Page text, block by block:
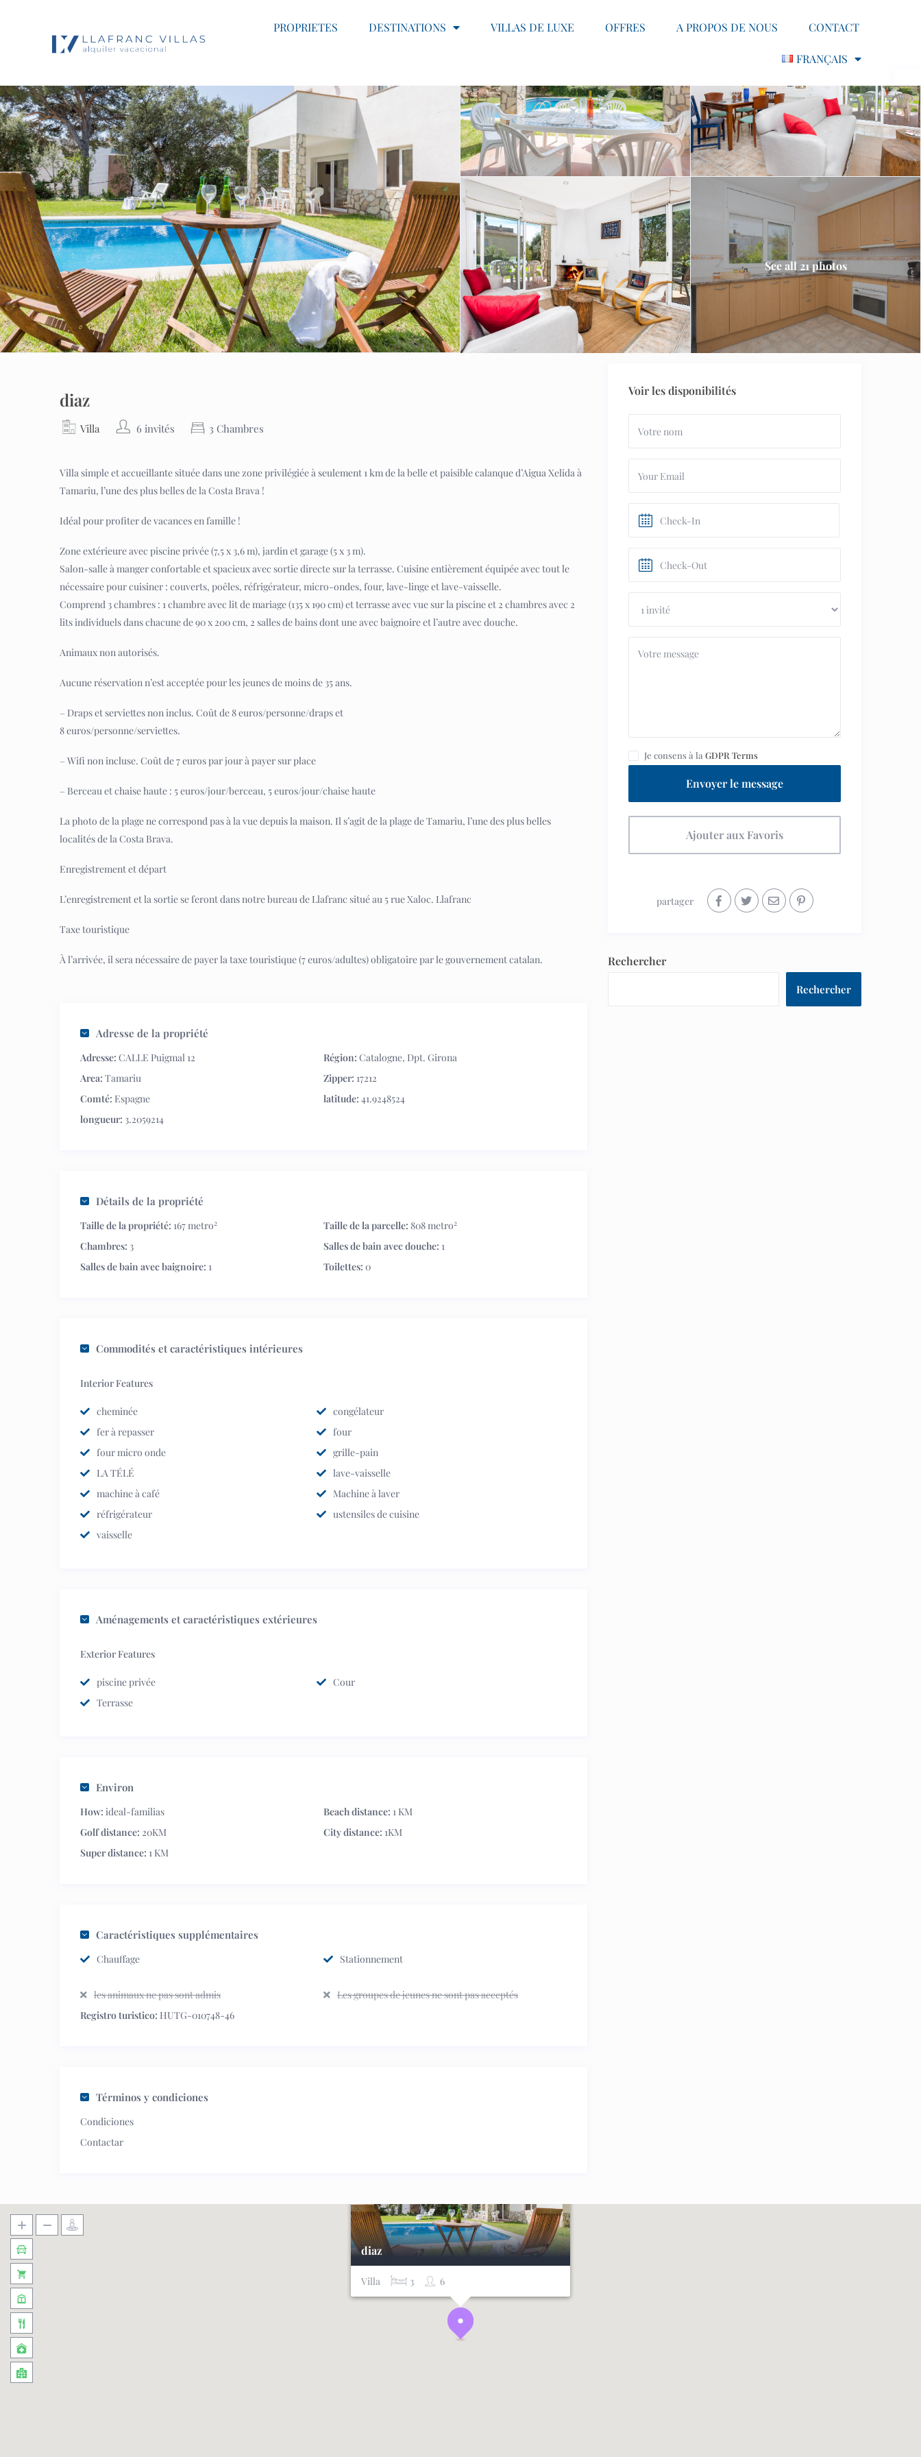
PROPRIETES DESTINATIONS VILLAS DE LUXE OFFRES A PROPOS DE NOUS CONTACT
FRANÇAIS
See all 21 photos
diaz
Villa 6 invités 3 Chambres
Villa simple et accueillante située dans une zone privilégiée à seulement 1 km de la belle et paisible calanque d’Aigua Xelida à
Tamariu, l’une des plus belles de la Costa Brava !
Idéal pour profiter de vacances en famille !
Zone extérieure avec piscine privée (7,5 x 3,6 m), jardin et garage (5 x 3 m).
Salon-salle à manger confortable et spacieux avec sortie directe sur la terrasse. Cuisine entièrement équipée avec tout le
nécessaire pour cuisiner : couverts, poêles, réfrigérateur, micro-ondes, four, lave-linge et lave-vaisselle.
Comprend 3 chambres : 1 chambre avec lit de mariage (135 x 190 cm) et terrasse avec vue sur la piscine et 2 chambres avec 2
lits individuels dans chacune de 90 x 200 cm, 2 salles de bains dont une avec baignoire et l’autre avec douche.
Animaux non autorisés.
Aucune réservation n’est acceptée pour les jeunes de moins de 35 ans.
– Draps et serviettes non inclus. Coût de 8 euros/personne/draps et
8 euros/personne/serviettes.
– Wifi non incluse. Coût de 7 euros par jour à payer sur place
– Berceau et chaise haute : 5 euros/jour/berceau, 5 euros/jour/chaise haute
La photo de la plage ne correspond pas à la vue depuis la maison. Il s’agit de la plage de Tamariu, l’une des plus belles
localités de la Costa Brava.
Enregistrement et départ
L’enregistrement et la sortie se feront dans notre bureau de Llafranc situé au 5 rue Xaloc. Llafranc
Taxe touristique
À l’arrivée, il sera nécessaire de payer la taxe touristique (7 euros/adultes) obligatoire par le gouvernement catalan.
Adresse de la propriété
Adresse: CALLE Puigmal 12 Région: Catalogne, Dpt. Girona
Area: Tamariu Zipper: 17212
Comté: Espagne latitude: 41.9248524
longueur: 3.2059214
Détails de la propriété
Taille de la propriété: 167 metro2 Taille de la parcelle: 808 metro2
Chambres: 3 Salles de bain avec douche: 1
Salles de bain avec baignoire: 1 Toilettes: 0
Commodités et caractéristiques intérieures
Interior Features
cheminée
congélateur
fer à repasser
four
four micro onde
grille-pain
LA TÉLÉ
lave-vaisselle
machine à café
Machine à laver
réfrigérateur
ustensiles de cuisine
vaisselle
Aménagements et caractéristiques extérieures
Exterior Features
piscine privée
Cour
Terrasse
Environ
How: ideal-familias Beach distance: 1 KM
Golf distance: 20KM City distance: 1KM
Super distance: 1 KM
Caractéristiques supplémentaires
Chauffage Stationnement
les animaux ne pas sont admis
Les groupes de jeunes ne sont pas acceptés
Registro turistico: HUTG-010748-46
Términos y condiciones
Condiciones
Contactar
Voir les disponibilités
Je consens à la GDPR Terms
Envoyer le message
Ajouter aux Favoris
partager
Rechercher
Rechercher
diaz
Villa 6
3